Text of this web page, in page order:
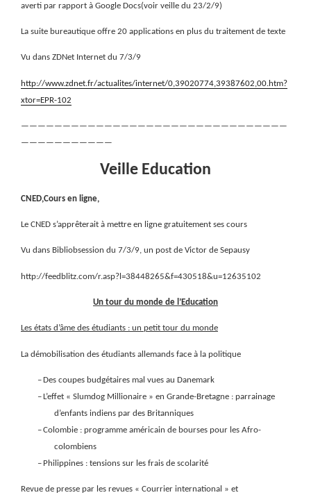
averti par rapport à Google Docs(voir veille du 23/2/9)
La suite bureautique offre 20 applications en plus du traitement de texte
Vu dans ZDNet Internet du 7/3/9
http://www.zdnet.fr/actualites/internet/0,39020774,39387602,00.htm?
xtor=EPR-102
————————————————————————————————
———————————
Veille Education
CNED,Cours en ligne,
Le CNED s’apprêterait à mettre en ligne gratuitement ses cours
Vu dans Bibliobsession du 7/3/9, un post de Victor de Sepausy
http://feedblitz.com/r.asp?l=38448265&f=430518&u=12635102
Un tour du monde de l’Education
Les états d’âme des étudiants : un petit tour du monde
La démobilisation des étudiants allemands face à la politique
–Des coupes budgétaires mal vues au Danemark
–L’effet « Slumdog Millionaire » en Grande-Bretagne : parrainage
d’enfants indiens par des Britanniques
–Colombie : programme américain de bourses pour les Afro-
colombiens
– Philippines : tensions sur les frais de scolarité
Revue de presse par les revues « Courrier international » et